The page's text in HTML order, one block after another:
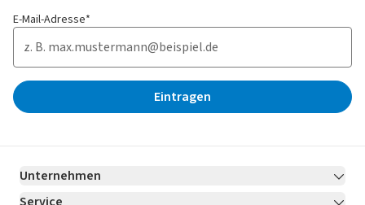
E-Mail-Adresse*
Eintragen
Unternehmen
Service